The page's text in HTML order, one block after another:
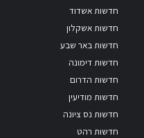
חדשות אשדוד
חדשות אשקלון
חדשות באר שבע
חדשות דימונה
חדשות הדרום
חדשות מודיעין
חדשות נס ציונה
חדשות רהט